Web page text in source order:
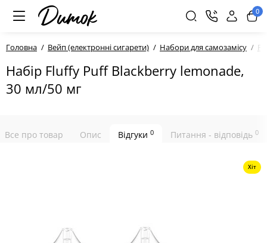
0
Головна Вейп (електронні сигарети) Набори для самозамісу
Набір Fluffy Puff Blackberry lemonade,
30 мл/50 мг
Все про товар Опис Відгуки 0 Питання - відповідь 0
Хіт